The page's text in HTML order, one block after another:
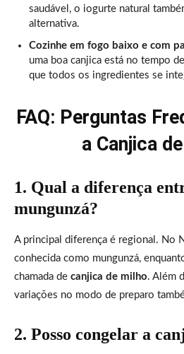
saudável, o iogurte natural
alternativa.
Cozinhe em fogo baixo e com
uma boa canjica está no tempo
que todos os ingredientes se
FAQ: Perguntas
a Canjica
1. Qual a diferença
mungunzá?
A principal diferença é regional. No
conhecida como mungunzá,
chamada de canjica de milho. Além
variações no modo de preparo
2. Posso congelar a